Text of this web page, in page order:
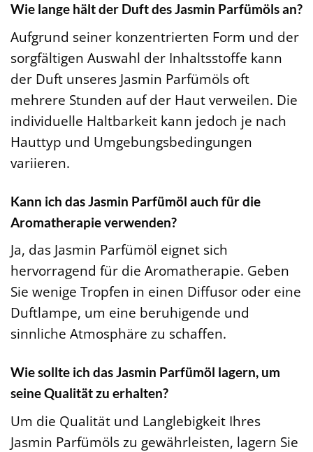
Wie lange hält der Duft des Jasmin Parfümöls an?
Aufgrund seiner konzentrierten Form und der
sorgfältigen Auswahl der Inhaltsstoffe kann
der Duft unseres Jasmin Parfümöls oft
mehrere Stunden auf der Haut verweilen. Die
individuelle Haltbarkeit kann jedoch je nach
Hauttyp und Umgebungsbedingungen
variieren.
Kann ich das Jasmin Parfümöl auch für die
Aromatherapie verwenden?
Ja, das Jasmin Parfümöl eignet sich
hervorragend für die Aromatherapie. Geben
Sie wenige Tropfen in einen Diffusor oder eine
Duftlampe, um eine beruhigende und
sinnliche Atmosphäre zu schaffen.
Wie sollte ich das Jasmin Parfümöl lagern, um
seine Qualität zu erhalten?
Um die Qualität und Langlebigkeit Ihres
Jasmin Parfümöls zu gewährleisten, lagern Sie